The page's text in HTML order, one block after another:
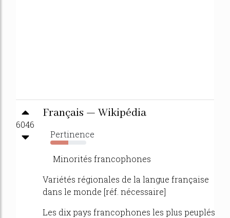
6046
Français — Wikipédia
Pertinence
50%
Minorités francophones
Variétés régionales de la langue française
dans le monde [réf. nécessaire]
Les dix pays francophones les plus peuplés